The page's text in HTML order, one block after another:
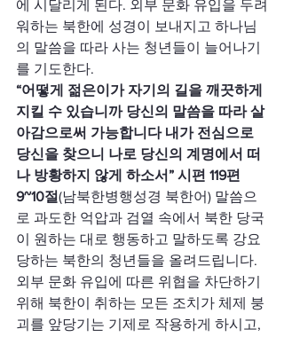
에 시달리게 된다. 외부 문화 유입을 두려
워하는 북한에 성경이 보내지고 하나님
의 말씀을 따라 사는 청년들이 늘어나기
를 기도한다.
“어떻게 젊은이가 자기의 길을 깨끗하게
지킬 수 있습니까 당신의 말씀을 따라 살
아감으로써 가능합니다 내가 전심으로
당신을 찾으니 나로 당신의 계명에서 떠
나 방황하지 않게 하소서” 시편 119편
9~10절(남북한병행성경 북한어) 말씀으
로 과도한 억압과 검열 속에서 북한 당국
이 원하는 대로 행동하고 말하도록 강요
당하는 북한의 청년들을 올려드립니다.
외부 문화 유입에 따른 위협을 차단하기
위해 북한이 취하는 모든 조치가 체제 붕
괴를 앞당기는 기제로 작용하게 하시고,